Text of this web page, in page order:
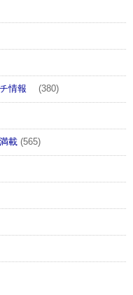
チ情報 (380)
載 (565)